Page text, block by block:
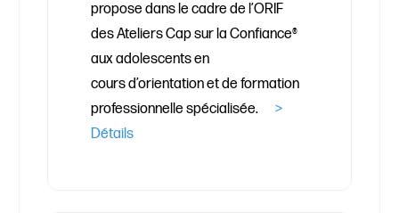
propose dans le cadre de l’ORIF
des Ateliers Cap sur la Confiance®
aux adolescents en
cours d’orientation et de formation
professionnelle spécialisée.
>
Détails